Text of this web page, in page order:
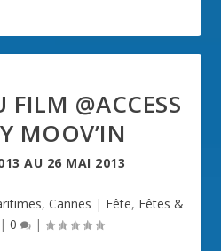
FILM @ACCESS
MOOV’IN
AU 26 MAI 2013
, Cannes | Fête, Fêtes &
| 0 |